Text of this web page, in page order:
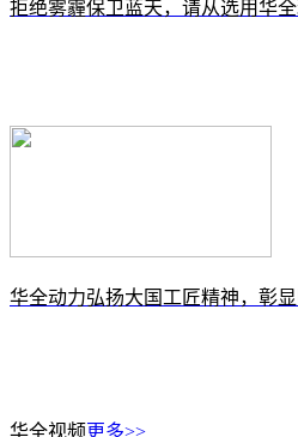
拒绝雾霾保卫蓝天，请从选用华
华全动力弘扬大国工匠精神，彰
华全视频更多>>